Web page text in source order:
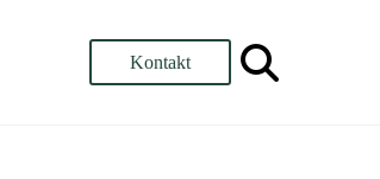
Kontakt